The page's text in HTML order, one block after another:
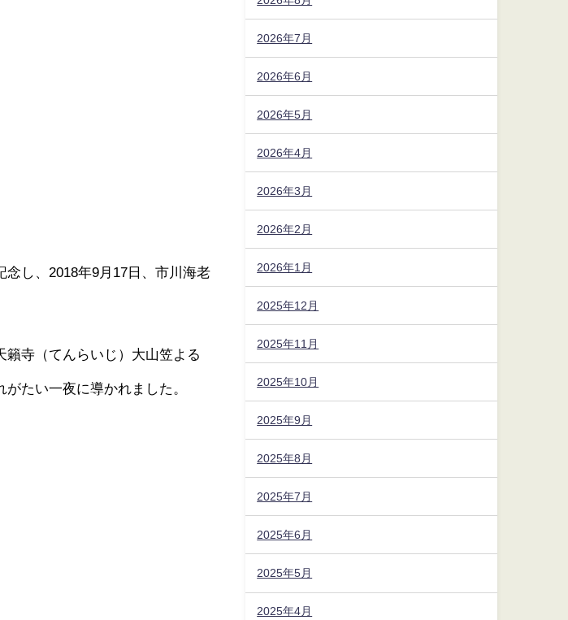
し、2018年9月17日、市川海老
寺（てんらいじ）大山笠よる
たい一夜に導かれました。
2026年7月
2026年6月
2026年5月
2026年4月
2026年3月
2026年2月
2026年1月
2025年12月
2025年11月
2025年10月
2025年9月
2025年8月
2025年7月
2025年6月
2025年5月
2025年4月